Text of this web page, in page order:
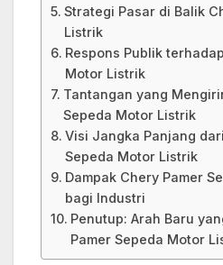
Strategi Pasar di Balik
Listrik
Respons Publik
Motor Listrik
Tantangan yang
Sepeda Motor Listrik
Visi Jangka Panjang
Sepeda Motor Listrik
Dampak Chery Pamer
bagi Industri
Penutup: Arah Baru
Pamer Sepeda Motor